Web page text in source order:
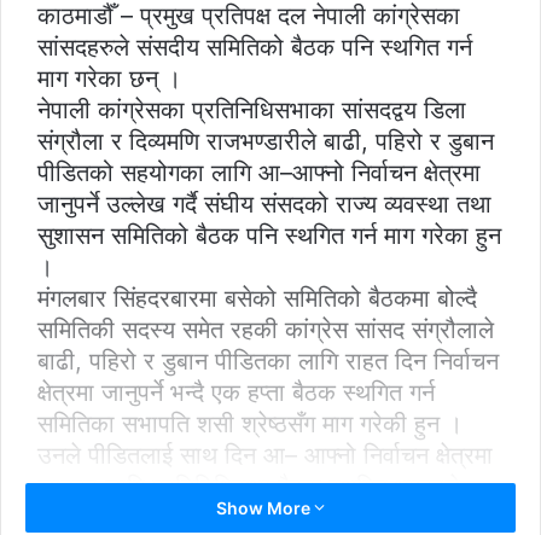
काठमाडौँ – प्रमुख प्रतिपक्ष दल नेपाली कांग्रेसका
सांसदहरुले संसदीय समितिको बैठक पनि स्थगित गर्न
माग गरेका छन् ।
नेपाली कांग्रेसका प्रतिनिधिसभाका सांसदद्वय डिला
संग्रौला र दिव्यमणि राजभण्डारीले बाढी, पहिरो र डुबान
पीडितको सहयोगका लागि आ–आफ्नो निर्वाचन क्षेत्रमा
जानुपर्ने उल्लेख गर्दै संघीय संसदको राज्य व्यवस्था तथा
सुशासन समितिको बैठक पनि स्थगित गर्न माग गरेका हुन
।
मंगलबार सिंहदरबारमा बसेको समितिको बैठकमा बोल्दै
समितिकी सदस्य समेत रहकी कांग्रेस सांसद संग्रौलाले
बाढी, पहिरो र डुबान पीडितका लागि राहत दिन निर्वाचन
क्षेत्रमा जानुपर्ने भन्दै एक हप्ता बैठक स्थगित गर्न
समितिका सभापति शसी श्रेष्ठसँग माग गरेकी हुन ।
उनले पीडितलाई साथ दिन आ– आफ्नो निर्वाचन क्षेत्रमा
जानका लागि प्रतिनिधिसभा बैठक स्थगित भएकाले
संसदीय समितिको बैठक पनि स्थगित हुनुपर्ने तर्क पनि
Show More